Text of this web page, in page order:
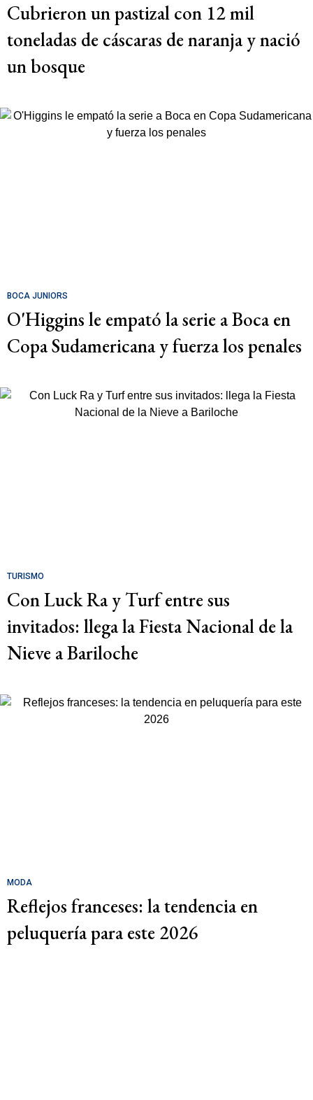
Cubrieron un pastizal con 12 mil
toneladas de cáscaras de naranja y nació
un bosque
BOCA JUNIORS
O'Higgins le empató la serie a Boca en
Copa Sudamericana y fuerza los penales
TURISMO
Con Luck Ra y Turf entre sus
invitados: llega la Fiesta Nacional de la
Nieve a Bariloche
MODA
Reflejos franceses: la tendencia en
peluquería para este 2026